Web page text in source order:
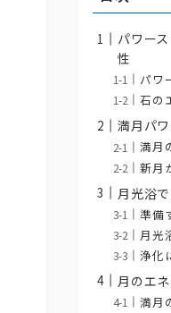
パワー
性
パワ
石の
満月パ
満月
新月
月光浴
準備
月光
浄化
月のエ
満月